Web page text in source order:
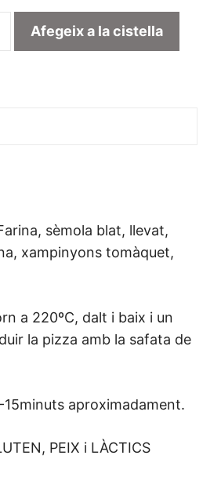
quantitat
Afegeix a la cistella
sèmola blat, llevat,
xampinyons tomàquet,
a 220ºC, dalt i baix i un
la pizza amb la safata de
15minuts aproximadament.
PEIX i LÀCTICS